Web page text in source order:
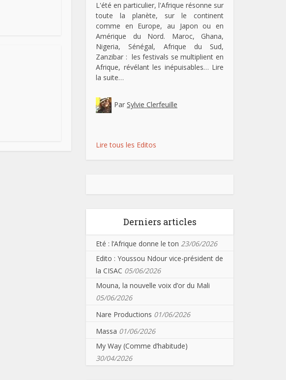
L'été en particulier, l'Afrique résonne sur
toute la planète, sur le continent
comme en Europe, au Japon ou en
Amérique du Nord. Maroc, Ghana,
Nigeria, Sénégal, Afrique du Sud,
Zanzibar : les festivals se multiplient en
Afrique, révélant les inépuisables… Lire
la suite…
Par Sylvie Clerfeuille
Lire tous les Editos
Derniers articles
Eté : l’Afrique donne le ton 23/06/2026
Edito : Youssou Ndour vice-président de
la CISAC 05/06/2026
Mouna, la nouvelle voix d’or du Mali
05/06/2026
Nare Productions 01/06/2026
Massa 01/06/2026
My Way (Comme d’habitude)
30/04/2026